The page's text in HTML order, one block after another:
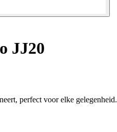
JJ20
perfect voor elke gelegenheid.